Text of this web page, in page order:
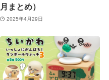
月まとめ）
2025年4月29日